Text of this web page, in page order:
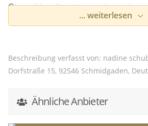
Oberpfälzer Brautpaare da, und
einem ganz Besonderen machen.
... weiterlesen
Beschreibung verfasst von: nadine
Dorfstraße 15, 92546 Schmidgaden,
Ähnliche Anbieter